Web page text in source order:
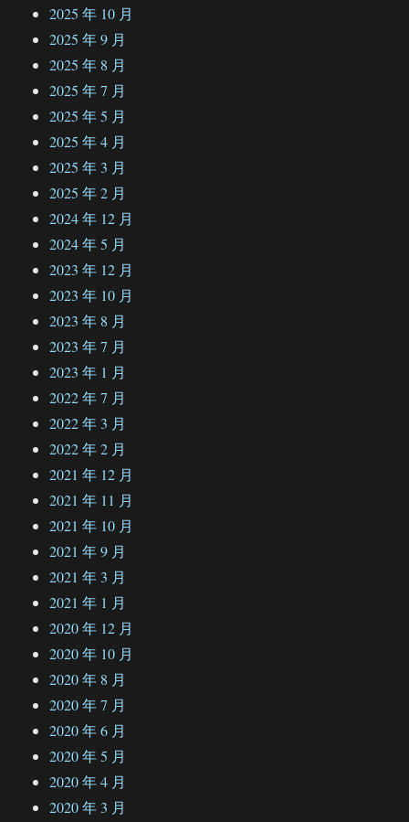
2025 年 10 月
2025 年 9 月
2025 年 8 月
2025 年 7 月
2025 年 5 月
2025 年 4 月
2025 年 3 月
2025 年 2 月
2024 年 12 月
2024 年 5 月
2023 年 12 月
2023 年 10 月
2023 年 8 月
2023 年 7 月
2023 年 1 月
2022 年 7 月
2022 年 3 月
2022 年 2 月
2021 年 12 月
2021 年 11 月
2021 年 10 月
2021 年 9 月
2021 年 3 月
2021 年 1 月
2020 年 12 月
2020 年 10 月
2020 年 8 月
2020 年 7 月
2020 年 6 月
2020 年 5 月
2020 年 4 月
2020 年 3 月